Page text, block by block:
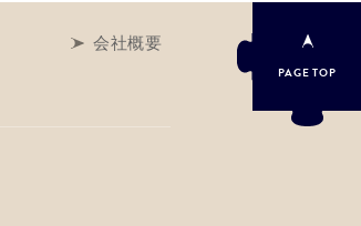
PAGE TOP
会社概要